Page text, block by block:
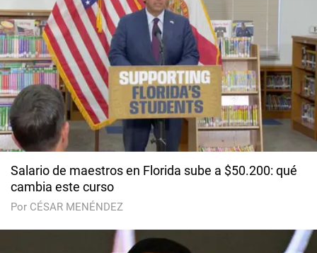
Salario de maestros en Florida sube a $50.200: qué
cambia este curso
Por CÉSAR MENÉNDEZ